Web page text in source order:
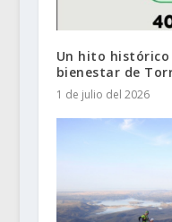
Un hito
bienestar de
1 de julio del 2026